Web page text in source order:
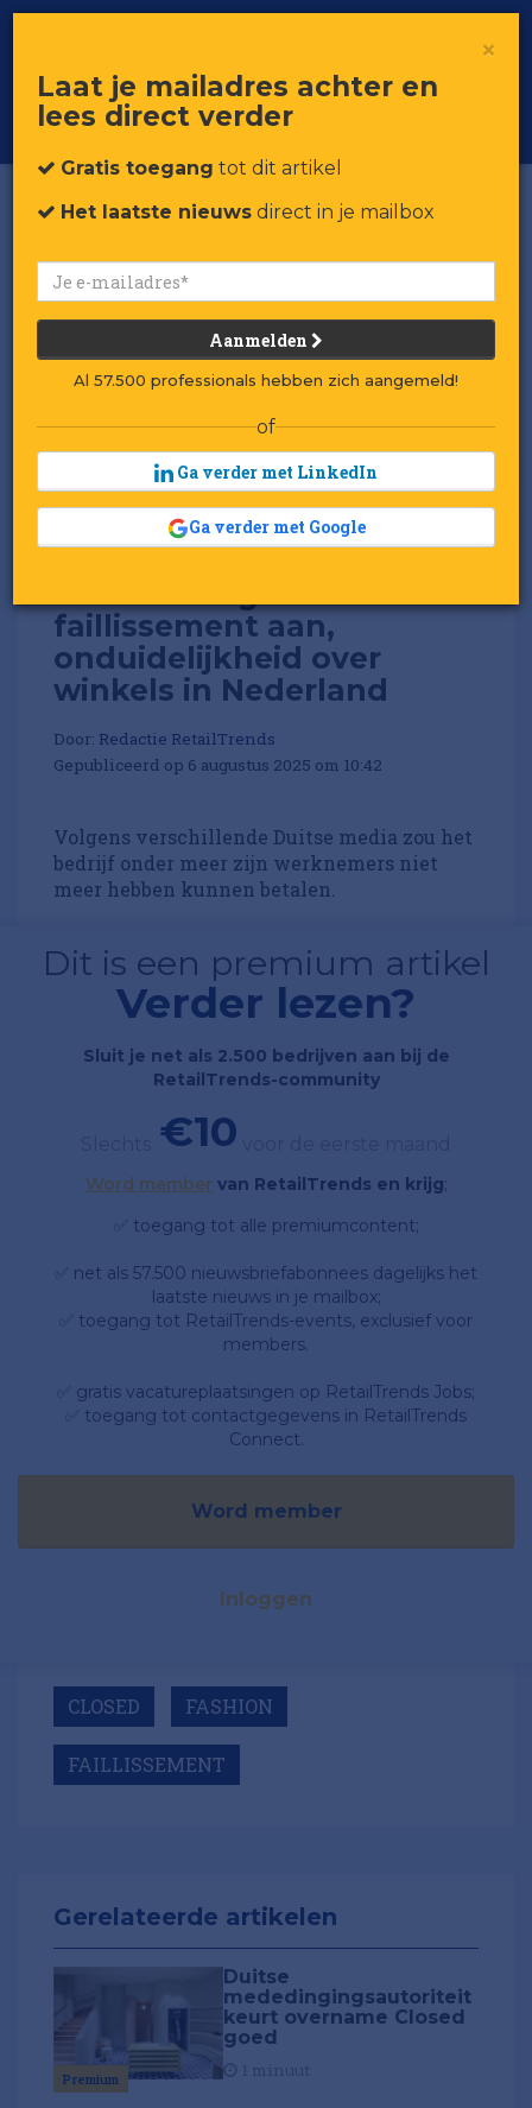
Voor professionals in retail & brands
Toggle
faillissement aan,
onduidelijkheid over
winkels in Nederland
Door: Redactie RetailTrends
Gepubliceerd op 6 augustus 2025 om 10:42
Volgens verschillende Duitse media zou het
bedrijf onder meer zijn werknemers niet
meer hebben kunnen betalen.
Dit is een premium artikel
Verder lezen?
Sluit je net als 2.500 bedrijven aan bij de
RetailTrends-community
€10
Word member van RetailTrends en krijg;
✅ toegang tot alle premiumcontent;
✅ net als 57.500 nieuwsbriefabonnees dagelijks het
laatste nieuws in je mailbox;
✅ toegang tot RetailTrends-events, exclusief voor
members.
✅ gratis vacatureplaatsingen op RetailTrends Jobs;
✅ toegang tot contactgegevens in RetailTrends
Connect.
Word member
Inloggen
CLOSED FASHION
FAILLISSEMENT
Gerelateerde artikelen
Premium
Duitse
mededingingsautoriteit
keurt overname Closed
goed
×
Laat je mailadres achter en
lees direct verder
Gratis toegang tot dit artikel
Het laatste nieuws direct in je mailbox
Aanmelden
Al 57.500 professionals hebben zich aangemeld!
of
Ga verder met LinkedIn
Ga verder met Google